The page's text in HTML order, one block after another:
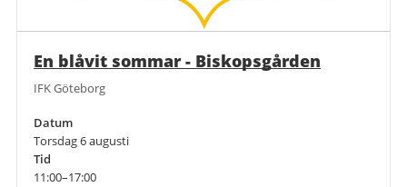
En blåvit sommar - Biskopsgården
IFK Göteborg
Datum
Torsdag 6 augusti
Tid
11:00–17:00